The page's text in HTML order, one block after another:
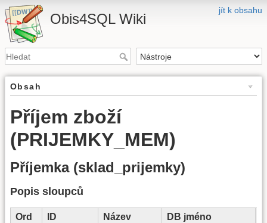
jít k obsahu
Obis4SQL Wiki
Obsah
Příjem zboží
(PRIJEMKY_MEM)
Příjemka (sklad_prijemky)
Popis sloupců
Ord ID Název DB jméno